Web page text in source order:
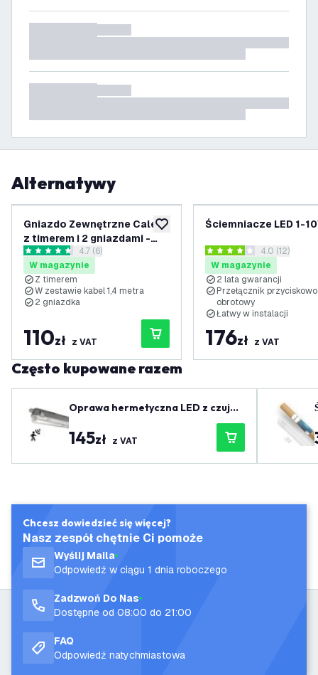
Alternatywy
dodaj do listy życzeń
Gniazdo Zewnętrzne Calex
z timerem i 2 gniazdami -
IP44
otwórz panel recenzji
4.7 Gwiazdki oceny
4.7 (6)
W magazynie
Z timerem
W zestawie kabel 1,4 metra
2 gniazdka
110zł z VAT
Ściemniacze LED 1-
otwórz
4 Gwiazdki oceny4.0 (12)
W magazynie
2 lata gwarancji
Przełącznik
obrotowy
Łatwy w instalacji
176zł z VAT
Często kupowane razem
Oprawa hermetyczna LED z czujni
145zł z VAT
Chcesz dowiedzieć się więcej?
Nasz zespół chętnie Ci pomoże
Wyślij Maila
Odpowiedź w ciągu 1 dnia roboczego
Zadzwoń Do Nas
Dostępne od 08:00 do 21:00
FAQ
Odpowiedź natychmiastowa